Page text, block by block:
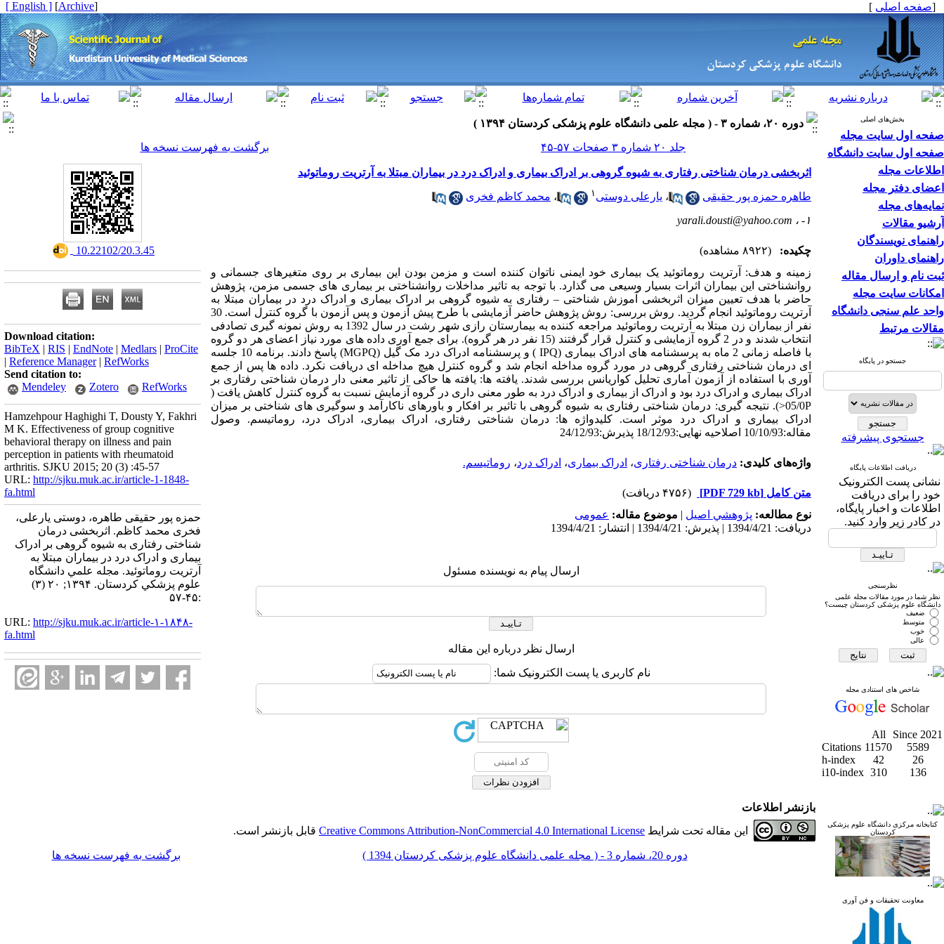
[صفحه اصلی ]
[
Archive
]
[ English ]
بخش‌های اصلی
صفحه اول سایت مجله
صفحه اول سایت دانشگاه
اطلاعات مجله
اعضای دفتر مجله
نمایه‌های مجله
آرشیو مقالات
راهنمای نویسندگان
راهنمای داوران
ثبت نام و ارسال مقاله
امکانات سایت مجله
واحد علم سنجی دانشگاه
مقالات مرتبط
جستجو در پایگاه
جستجوی پیشرفته
دریافت اطلاعات پایگاه
نشانی پست الکترونیک
خود را برای دریافت
اطلاعات و اخبار پایگاه،
در کادر زیر وارد کنید.
نظرسنجی
نظر شما در مورد مقالات مجله علمی
دانشگاه علوم پزشکی کردستان چیست؟
ضعیف
متوسط
خوب
عالی
شاخص های استنادی مجله
All
Since 2021
Citations 11570
5589
h-index
42
26
i10-index 310 136
کتابخانه مرکزی دانشگاه علوم پزشکی
کردستان
معاونت تحقیقات و فن آوری
دوره ۲۰، شماره ۳ - ( مجله علمی دانشگاه علوم پزشکی کردستان ۱۳۹۴ )
جلد ۲۰ شماره ۳ صفحات ۵۷-۴۵
برگشت به فهرست نسخه ها
اثربخشی درمان شناختی رفتاری به شیوه گروهی بر ادراک بیماری و ادراک درد در بیماران مبتلا به آرتریت روماتوئید
طاهره حمزه پور حقیقی ، یارعلی دوستی ۱ ، محمد کاظم فخری
۱- ،
yarali.dousti@yahoo.com
چکیده:
(۸۹۲۲ مشاهده)
زمینه و هدف: آرتریت روماتوئید یک بیماری خود ایمنی ناتوان کننده است و مزمن بودن این بیماری بر روی متغیرهای جسمانی و
روانشناختی این بیماران اثرات بسیار وسیعی می گذارد. با توجه به تاثیر مداخلات روانشناختی بر بیماری های جسمی مزمن، پژوهش
حاضر با هدف تعیین میزان اثربخشی آموزش شناختی – رفتاری به شیوه گروهی بر ادراک بیماری و ادراک درد در بیماران مبتلا به
آرتریت روماتوئید انجام گردید. روش بررسی: روش پژوهش حاضر آزمایشی با طرح پیش آزمون و پس آزمون با گروه کنترل است. 30
نفر از بیماران زن مبتلا به آرتریت روماتوئید مراجعه کننده به بیمارستان رازی شهر رشت در سال 1392 به روش نمونه گیری تصادفی
انتخاب شدند و در 2 گروه آزمایشی و کنترل قرار گرفتند (15 نفر در هر گروه). برای جمع آوری داده های مورد نیاز اعضای هر دو گروه
با فاصله زمانی 2 ماه به پرسشنامه های ادراک بیماری (IPQ ) و پرسشنامه ادراک درد مک گیل (MGPQ) پاسخ دادند. برنامه 10 جلسه
ای درمان شناختی رفتاری گروهی در مورد گروه مداخله انجام شد و گروه کنترل هیچ مداخله ای دریافت نکرد. داده ها پس از جمع
آوری با استفاده از آزمون آماری تحلیل کواریانس بررسی شدند. یافته ها: یافته ها حاکی از تاثیر معنی دار درمان شناختی رفتاری بر
ادراک بیماری و ادراک درد بود و ادراک از بیماری و ادراک درد به طور معنی داری در گروه آزمایش نسبت به گروه کنترل کاهش یافت (
05/0P<). نتیجه گیری: درمان شناختی رفتاری به شیوه گروهی با تاثیر بر افکار و باورهای ناکارآمد و سوگیری های شناختی بر میزان
ادراک بیماری و ادراک درد موثر است. کلیدواژه ها: درمان شناختی رفتاری، ادراک بیماری، ادراک درد، روماتیسم. وصول
مقاله:10/10/93 اصلاحیه نهایی:18/12/93 پذیرش:24/12/93
واژه‌های کلیدی: درمان شناختی رفتاری، ادراک بیماری، ادراک درد، روماتیسم.
متن کامل [PDF 729 kb]
(۴۷۵۶ دریافت)
نوع مطالعه: پژوهشي اصیل | موضوع مقاله: عمومى
دریافت: 1394/4/21 | پذیرش: 1394/4/21 | انتشار: 1394/4/21
ارسال پیام به نویسنده مسئول
ارسال نظر درباره این مقاله
نام کاربری یا پست الکترونیک شما:
‎ 10.22102/20.3.45
Download citation:
BibTeX | RIS | EndNote | Medlars | ProCite
| Reference Manager| RefWorks
Send citation to:
Mendeley
Zotero RefWorks
Hamzehpour Haghighi T, Dousty Y, Fakhri
M K. Effectiveness of group cognitive
behavioral therapy on illness and pain
perception in patients with rheumatoid
arthritis. SJKU 2015; 20 (3) :45-57
URL: http://sjku.muk.ac.ir/article-1-1848-
fa.html
حمزه پور حقیقی طاهره، دوستی یارعلی،
فخری محمد کاظم. اثربخشی درمان
شناختی رفتاری به شیوه گروهی بر ادراک
بیماری و ادراک درد در بیماران مبتلا به
آرتریت روماتوئید. مجله علمي دانشگاه
علوم پزشكي كردستان. ۱۳۹۴; ۲۰ (۳)
:۴۵-۵۷
URL: http://sjku.muk.ac.ir/article-۱-۱۸۴۸-
fa.html
بازنشر اطلاعات
این مقاله تحت شرایط Creative Commons Attribution-NonCommercial 4.0 International License قابل بازنشر است.
دوره 20، شماره 3 - ( مجله علمی دانشگاه علوم پزشکی کردستان 1394 ) برگشت به فهرست نسخه ها